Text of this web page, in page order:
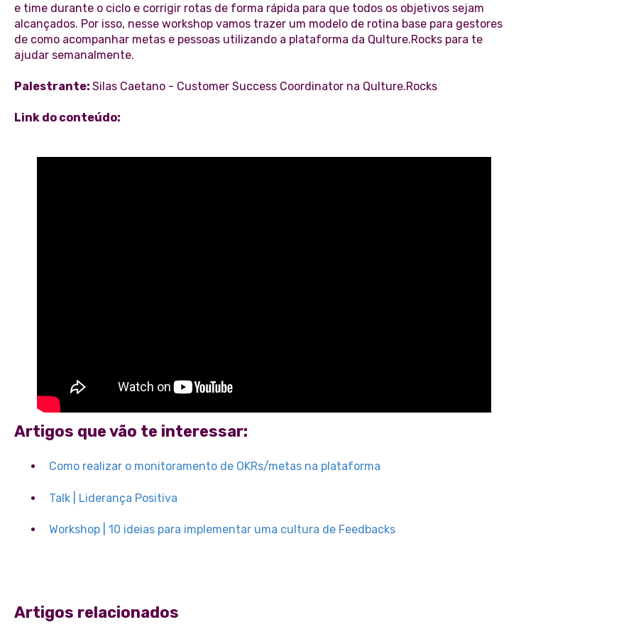
e time durante o ciclo e corrigir rotas de forma rápida para que todos os objetivos sejam
alcançados. Por isso, nesse workshop vamos trazer um modelo de rotina base para gestores
de como acompanhar metas e pessoas utilizando a plataforma da Qulture.Rocks para te
ajudar semanalmente.
Palestrante: Silas Caetano - Customer Success Coordinator na Qulture.Rocks
Link do conteúdo:
Artigos que vão te interessar:
Como realizar o monitoramento de OKRs/metas na plataforma
Talk | Liderança Positiva
Workshop | 10 ideias para implementar uma cultura de Feedbacks
Artigos relacionados